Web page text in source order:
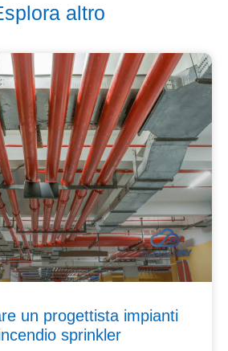
altro
un progettista impianti
sprinkler